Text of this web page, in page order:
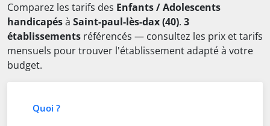
Comparez les tarifs des Enfants / Adolescents
handicapésà Saint-paul-lès-dax (40). 3
établissements référencés — consultez les prix et tarifs
mensuels pour trouver l'établissement adapté à votre
budget.
Quoi ?